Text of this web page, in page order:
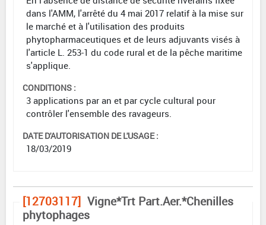
dans l'AMM, l'arrêté du 4 mai 2017 relatif à la mise sur
le marché et à l'utilisation des produits
phytopharmaceutiques et de leurs adjuvants visés à
l'article L. 253-1 du code rural et de la pêche maritime
s'applique.
CONDITIONS :
3 applications par an et par cycle cultural pour
contrôler l'ensemble des ravageurs.
DATE D'AUTORISATION DE L'USAGE :
18/03/2019
[12703117] Vigne*Trt Part.Aer.*Chenilles
phytophages